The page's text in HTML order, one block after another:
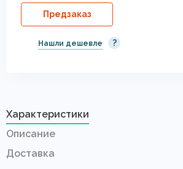
Предзаказ
Нашли дешевле ?
Характеристики
Описание
Доставка